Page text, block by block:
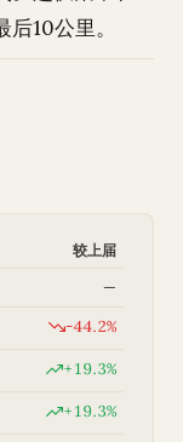
10公里。
较上届
—
-44.2%
+19.3%
+19.3%